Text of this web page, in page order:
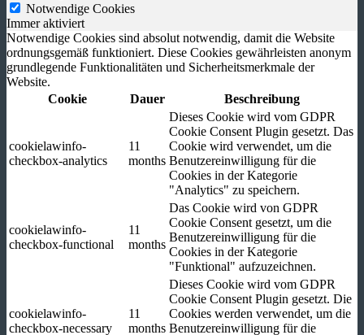
Notwendige Cookies
Immer aktiviert
Notwendige Cookies sind absolut notwendig, damit die Website
ordnungsgemäß funktioniert. Diese Cookies gewährleisten anonym
grundlegende Funktionalitäten und Sicherheitsmerkmale der
Website.
Cookie
Dauer Beschreibung
cookielawinfo-
checkbox-analytics
11
months
Dieses Cookie wird vom GDPR
Cookie Consent Plugin gesetzt. Das
Cookie wird verwendet, um die
Benutzereinwilligung für die
Cookies in der Kategorie
"Analytics" zu speichern.
cookielawinfo-
checkbox-functional
11
months
Das Cookie wird von GDPR
Cookie Consent gesetzt, um die
Benutzereinwilligung für die
Cookies in der Kategorie
"Funktional" aufzuzeichnen.
cookielawinfo-
checkbox-necessary
11
months
Dieses Cookie wird vom GDPR
Cookie Consent Plugin gesetzt. Die
Cookies werden verwendet, um die
Benutzereinwilligung für die